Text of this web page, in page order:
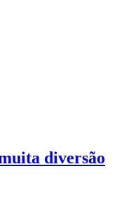
diversão